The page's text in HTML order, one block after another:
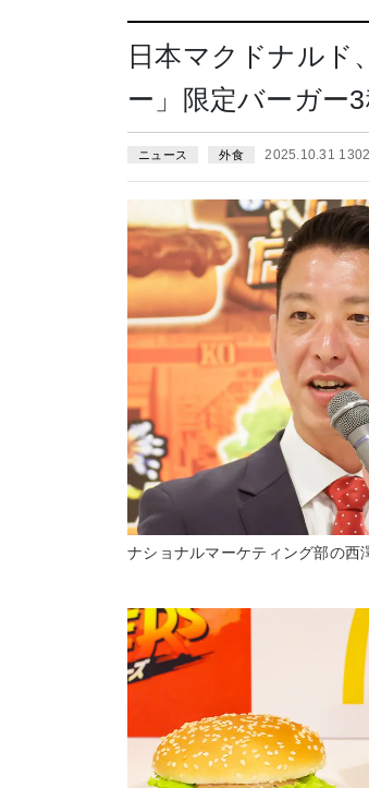
日本マクドナル
ー」限定バーガー
ニュース 外食 2025.10.31
ナショナルマーケティング部の西